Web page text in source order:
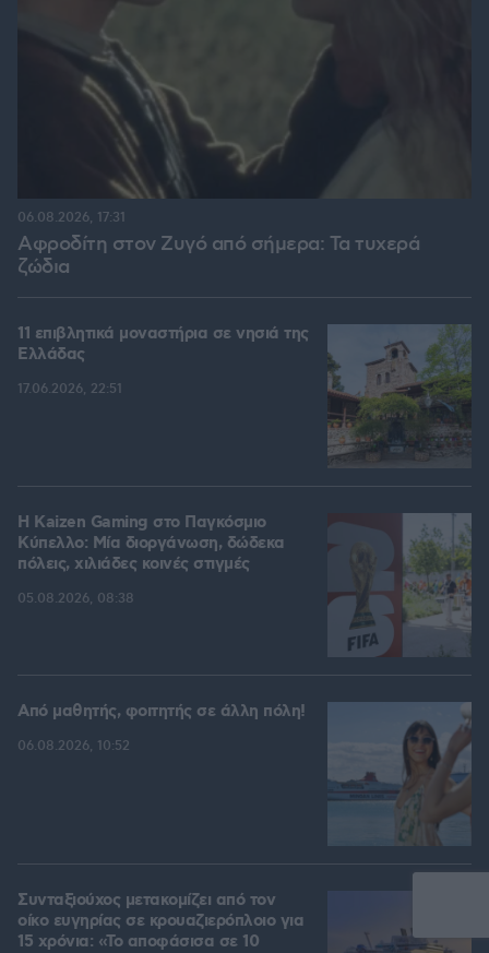
Αφροδίτη στον Ζυγό από σήμερα: Τα τυχερά
ζώδια
06.08.2026, 17:31
11 επιβλητικά μοναστήρια σε νησιά της
Ελλάδας
17.06.2026, 22:51
H Kaizen Gaming στο Παγκόσμιο
Kύπελλο: Μία διοργάνωση, δώδεκα
πόλεις, χιλιάδες κοινές στιγμές
05.08.2026, 08:38
Από μαθητής, φοιτητής σε άλλη πόλη!
06.08.2026, 10:52
Συνταξιούχος μετακομίζει από τον
οίκο ευγηρίας σε κρουαζιερόπλοιο για
15 χρόνια: «Το αποφάσισα σε 10